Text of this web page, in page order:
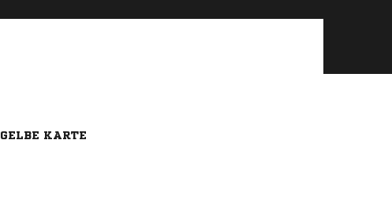
GELBE KARTE